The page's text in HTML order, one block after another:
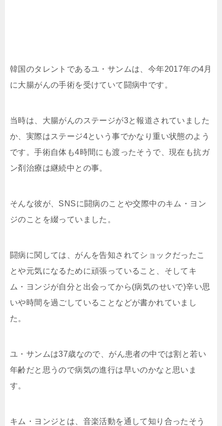
韓国のタレントであるユ・サンムは、今年2017年の4月
に大腸がんの手術を受けていて闘病中です。
当時は、大腸がんのステージが3と報道されていました
か、実際はステージ4という事でかなり重い状態のよう
です。手術自体も4時間にも渡ったそうで、現在も抗ガ
ン剤治療は継続中との事。
そんな彼が、SNSに闘病のことや交際中のキム・ヨン
ジのことを綴っていました。
闘病に関しては、がんを告知されてショックだったこ
とや元気になるために頑張っていること、そしてキ
ム・ヨンジが自分と出会ってから(病気のせいで)辛い思
いや時間を過ごしていることなどが書かれていまし
た。
ユ・サンムは37歳なので、がん患者の中では割と若い
年齢だと思うので病気の進行は早いのかなと思いま
す。
キム・ヨンジとは、音楽活動を通して知り合ったそう